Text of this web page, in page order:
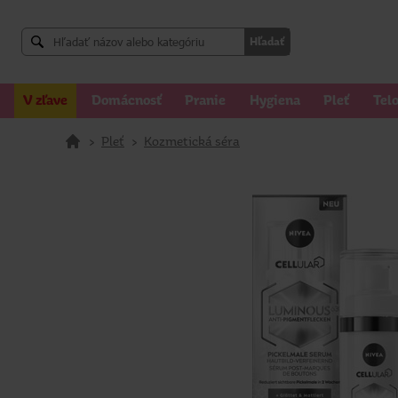
Hľadať
V zľave Domácnosť Pranie Hygiena Pleť Telo
> Pleť > Kozmetická séra